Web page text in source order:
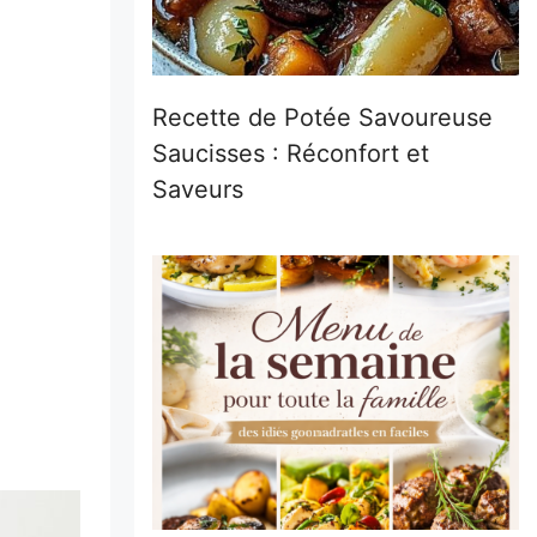
Recette de Potée Savoureuse
Saucisses : Réconfort et
Saveurs